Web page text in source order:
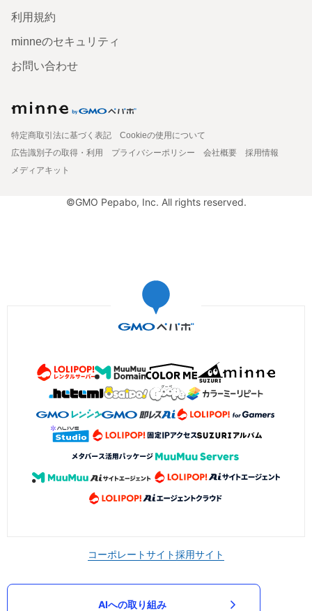
利用規約
minneのセキュリティ
お問い合わせ
特定商取引法に基づく表記
Cookieの使用について
広告識別子の取得・利用
プライバシーポリシー 会社概要
採用情報
メディアキット
©GMO Pepabo, Inc. All rights reserved.
コーポレートサイト採用サイト
AIへの取り組み